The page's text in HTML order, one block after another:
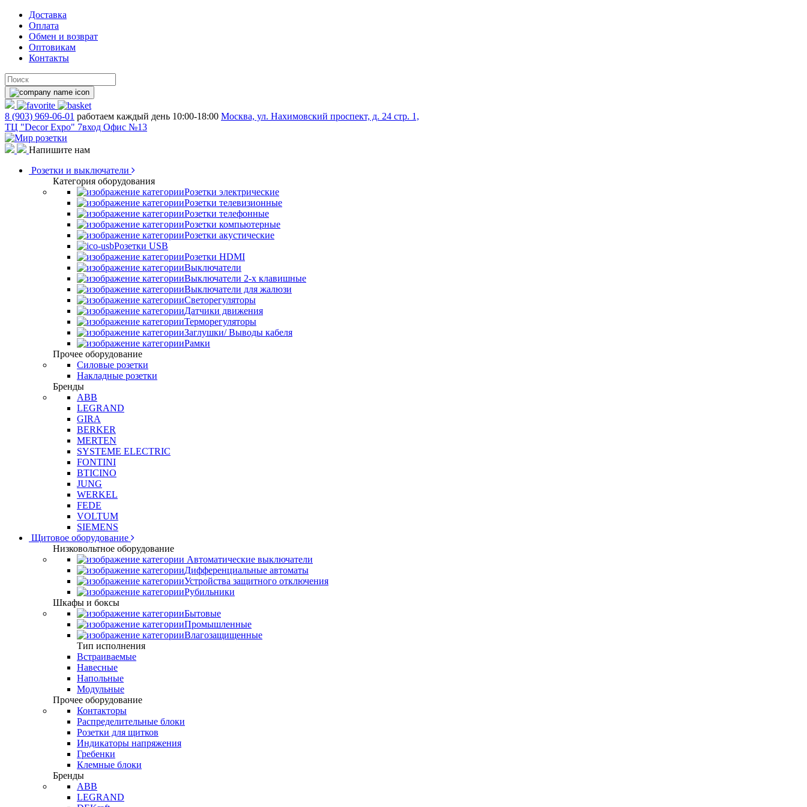
Доставка
Оплата
Обмен и возврат
Оптовикам
Контакты
8 (903) 969-06-01 работаем каждый день 10:00-18:00 Москва, ул. Нахимовский проспект, д. 24 стр. 1,
ТЦ "Decor Expo" 7вход Офис №13
Напишите нам
Розетки и выключатели
Категория оборудования
Розетки электрические
Розетки телевизионные
Розетки телефонные
Розетки компьютерные
Розетки акустические
Розетки USB
Розетки HDMI
Выключатели
Выключатели 2-х клавишные
Выключатели для жалюзи
Светорегуляторы
Датчики движения
Терморегуляторы
Заглушки/ Выводы кабеля
Рамки
Прочее оборудование
Силовые розетки
Накладные розетки
Бренды
ABB
LEGRAND
GIRA
BERKER
MERTEN
SYSTEME ELECTRIC
FONTINI
BTICINO
JUNG
WERKEL
FEDE
VOLTUM
SIEMENS
Щитовое оборудование
Низковольтное оборудование
Автоматические выключатели
Дифференциальные автоматы
Устройства защитного отключения
Рубильники
Шкафы и боксы
Бытовые
Промышленные
Влагозащищенные
Тип исполнения
Встраиваемые
Навесные
Напольные
Модульные
Прочее оборудование
Контакторы
Распределительные блоки
Розетки для щитков
Индикаторы напряжения
Гребенки
Клемные блоки
Бренды
ABB
LEGRAND